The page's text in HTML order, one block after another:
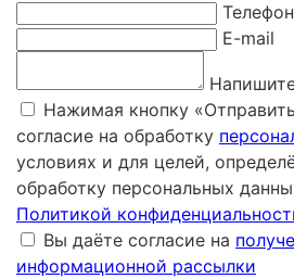
Телефон
E-mail
Нажимая кнопку
согласие на обработку
условиях и для целей,
обработку персональных
Политикой
Вы даёте согласие на
информационной рассылки